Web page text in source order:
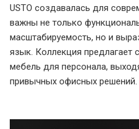
USTO создавалась для
важны не только
масштабируемость, но и
язык. Коллекция предлагает
мебель для персонала,
привычных офисных решений.